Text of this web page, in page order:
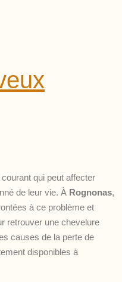
qui peut affecter
de leur vie. À Rognonas,
à ce problème et
retrouver une chevelure
causes de la perte de
disponibles à